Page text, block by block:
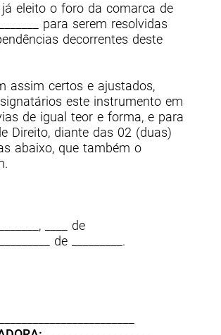
já eleito o foro da comarca de
para serem resolvidas
decorrentes deste
assim certos e ajustados,
este instrumento em
de igual teor e forma, e para
Direito, diante das 02 (duas)
abaixo, que também o
____ de
de _________.